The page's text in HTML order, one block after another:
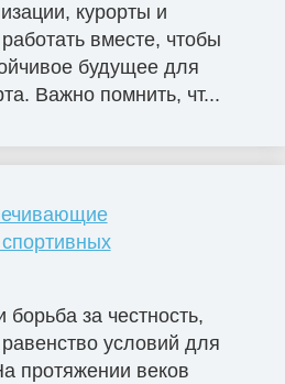
курорты и
вместе, чтобы
будущее для
Важно помнить, чт...
за честность,
условий для
протяжении веков